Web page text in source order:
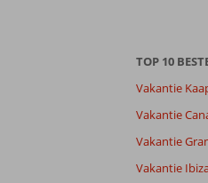
Kamers
TOP 10
Vakantie
Vakantie
Vakantie
Vakantie